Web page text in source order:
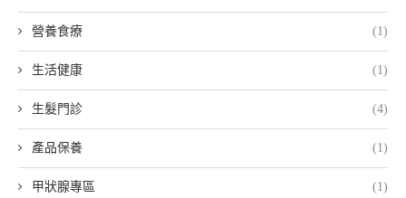
營養食療 (1)
生活健康 (1)
生髮門診 (4)
產品保養 (1)
甲狀腺專區 (1)